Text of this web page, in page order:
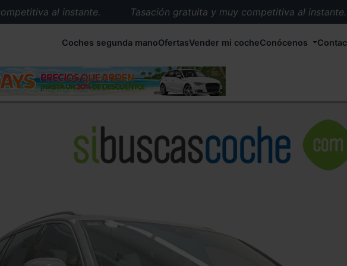
al instante.
Tasación gratuita y muy competitiva al instante.
Más de 5.000 conductores satisfechos.
Buscamos el coche que tu quieras.
Recogemos tu coche en cualquier parte de España.
Compramos tu coche. Pago inmediato.
Coches segunda manoOfertasVender mi cocheConócenos